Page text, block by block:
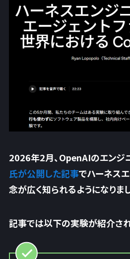
2026年2月、OpenAIのエンジ
氏が公開した記事でハーネス
念が広く知られるようになりま
記事では以下の実験が紹介され